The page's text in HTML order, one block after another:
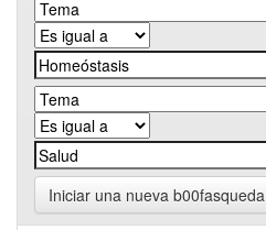
Iniciar una nueva b00fasqueda